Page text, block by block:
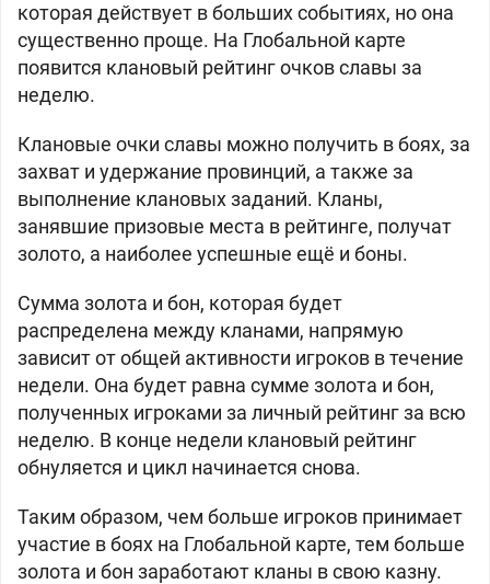
которая действует в больших событиях, но она
существенно проще. На Глобальной карте
появится клановый рейтинг очков славы за
неделю.
Клановые очки славы можно получить в боях, за
захват и удержание провинций, а также за
выполнение клановых заданий. Кланы,
занявшие призовые места в рейтинге, получат
золото, а наиболее успешные ещё и боны.
Сумма золота и бон, которая будет
распределена между кланами, напрямую
зависит от общей активности игроков в течение
недели. Она будет равна сумме золота и бон,
полученных игроками за личный рейтинг за всю
неделю. В конце недели клановый рейтинг
обнуляется и цикл начинается снова.
Таким образом, чем больше игроков принимает
участие в боях на Глобальной карте, тем больше
золота и бон заработают кланы в свою казну.